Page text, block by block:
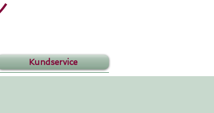
Kundservice